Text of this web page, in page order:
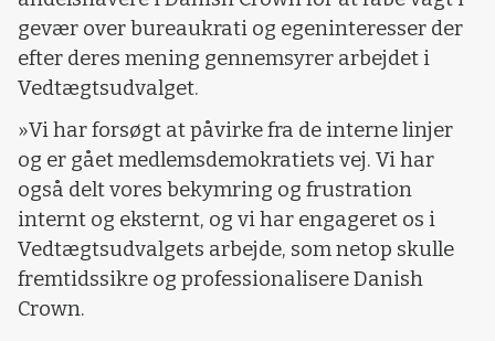
gevær over bureaukrati og egeninteresser der
efter deres mening gennemsyrer arbejdet i
Vedtægtsudvalget.
»Vi har forsøgt at påvirke fra de interne linjer
og er gået medlemsdemokratiets vej. Vi har
også delt vores bekymring og frustration
internt og eksternt, og vi har engageret os i
Vedtægtsudvalgets arbejde, som netop skulle
fremtidssikre og professionalisere Danish
Crown.